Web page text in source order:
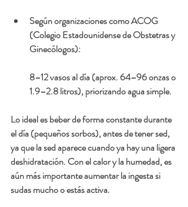
Según organizaciones como ACOG
(Colegio Estadounidense de Obstetras y
Ginecólogos):
8–12 vasos al día (aprox. 64–96 onzas o
1.9–2.8 litros), priorizando agua simple.
Lo ideal es beber de forma constante durante
el día (pequeños sorbos), antes de tener sed,
ya que la sed aparece cuando ya hay una ligera
deshidratación. Con el calor y la humedad, es
aún más importante aumentar la ingesta si
sudas mucho o estás activa.